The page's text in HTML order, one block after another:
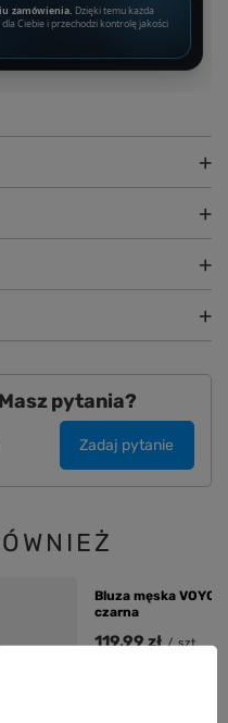
zamówienia. Dzięki temu każda
Ciebie i przechodzi kontrolę jakości
pytania?
Zadaj pytanie
Bluza męska
czarna
119,99 zł / szt.